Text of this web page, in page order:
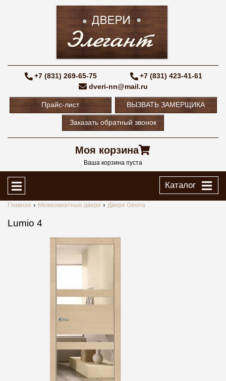
+7 (831) 269-65-75
+7 (831) 423-41-61
dveri-nn@mail.ru
Прайс-лист ВЫЗВАТЬ ЗАМЕРЩИКА
Заказать обратный звонок
Моя корзина
Ваша корзина пуста
Каталог
Главная Межкомнатные двери Двери Geona
Lumio 4